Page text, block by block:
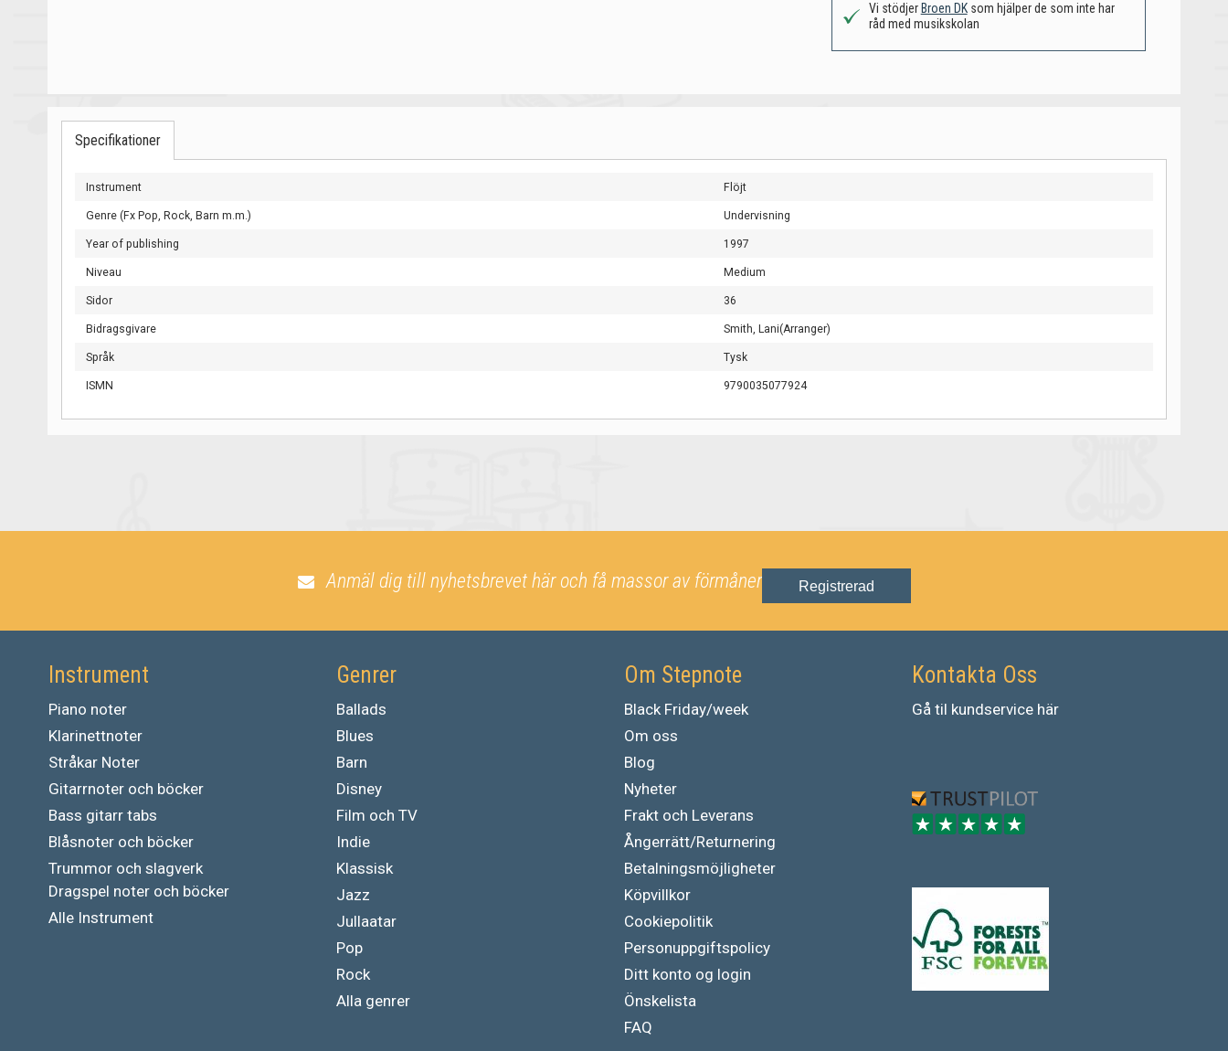
Vi stödjer Broen DKsom hjälper de som inte har
råd med musikskolan
Specifikationer
Instrument Flöjt
Genre (Fx Pop, Rock, Barn m.m.) Undervisning
Year of publishing 1997
Niveau Medium
Sidor 36
Bidragsgivare Smith, Lani(Arranger)
Språk Tysk
ISMN 9790035077924
Anmäl dig till nyhetsbrevet här och få massor av förmåner Registrerad
Instrument
Piano noter
Klarinettnoter
Stråkar Noter
Gitarrnoter och böcker
Bass gitarr tabs
Blåsnoter och böcker
Trummor och slagverk
Dragspel noter och böcker
Alle Instrument
Genrer
Ballads
Blues
Barn
Disney
Film och TV
Indie
Klassisk
Jazz
Jullaatar
Pop
Rock
Alla genrer
Om Stepnote
Black Friday/week
Om oss
Blog
Nyheter
Frakt och Leverans
Ångerrätt/Returnering
Betalningsmöjligheter
Köpvillkor
Cookiepolitik
Personuppgiftspolicy
Ditt konto og login
Önskelista
FAQ
Kontakta Oss
Gå til kundservice här